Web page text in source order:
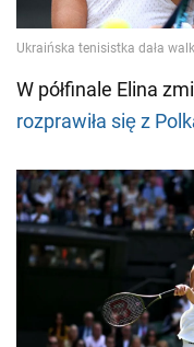
W półfinale Elina
rozprawiła się z